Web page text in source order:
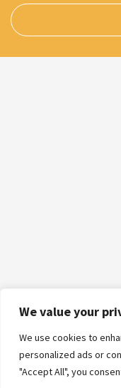
We value your
We use cookies to
personalized ads or
"Accept All", you